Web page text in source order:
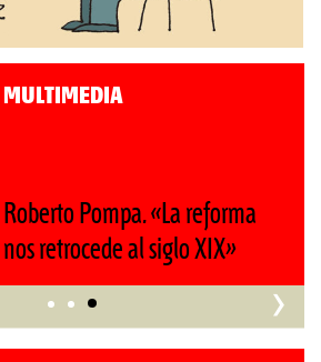
MULTIMEDIA
Roberto Pompa. «La reforma
nos retrocede al siglo XIX»
›